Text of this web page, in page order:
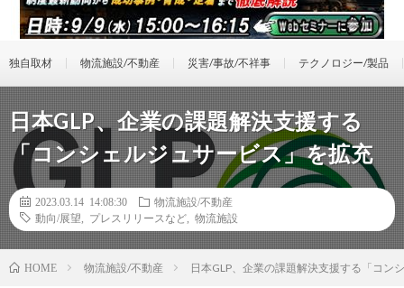
独自取材 物流施設/不動産 災害/事故/不祥事 テクノロジー/製品
日本GLP、企業の課題解決支援する
「コンシェルジュサービス」を拡充
2023.03.14 14:08:30
物流施設/不動産
動向/展望
プレスリリースなど 物流施設
HOME 物流施設/不動産 日本GLP、企業の課題解決支援する「コン